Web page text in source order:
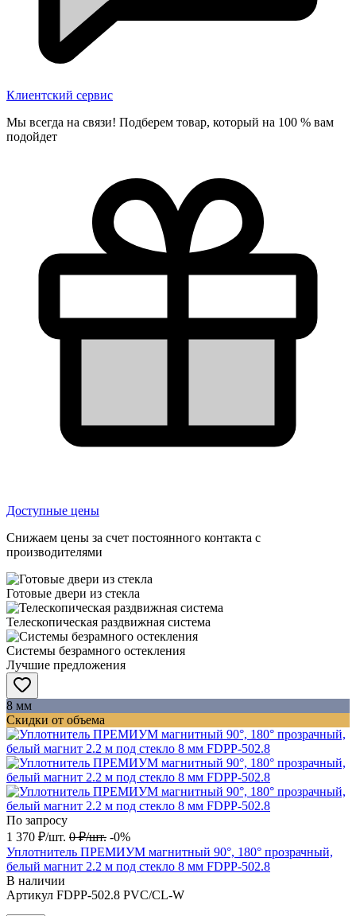
Клиентский сервис
Мы всегда на связи! Подберем товар, который на 100 % вам
подойдет
Доступные цены
Снижаем цены за счет постоянного контакта с
производителями
Готовые двери из стекла
Телескопическая раздвижная система
Системы безрамного остекления
Лучшие предложения
8 мм
Скидки от объема
По запросу
1 370 ₽/шт. 0 ₽/шт. -0%
Уплотнитель ПРЕМИУМ магнитный 90°, 180° прозрачный,
белый магнит 2.2 м под стекло 8 мм FDPP-502.8
В наличии
Артикул FDPP-502.8 PVC/CL-W